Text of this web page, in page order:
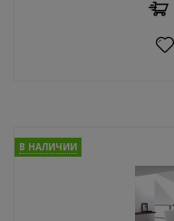
В НАЛИЧИИ